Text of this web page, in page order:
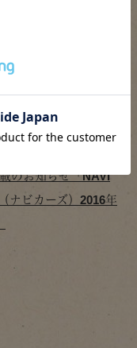
28
のお知らせ「NAVI
ナビカーズ）2016年